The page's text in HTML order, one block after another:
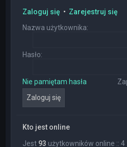
Zaloguj się • Zarejestruj się
Nazwa użytkownika:
Hasło:
Nie pamiętam hasła
Kto jest online
Jest 93 użytkowników online ::